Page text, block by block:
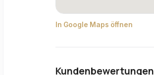
In Google Maps öffnen
Kundenbewertungen